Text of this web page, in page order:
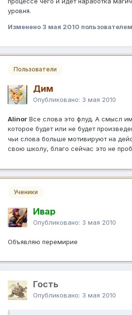
уровня.
Изменено 3 мая 2010
Пользователи
Дим
Опубликовано: 3 мая 2010
Alinor Все слова это флуд. А смысл
которое будет или не будет
чьи слова больше мотивируют на
свою школу, благо сейчас это не
Ученики
Ивар
Опубликовано: 3 мая 2010
Объявляю перемирие
Гость
Опубликовано: 3 мая 2010